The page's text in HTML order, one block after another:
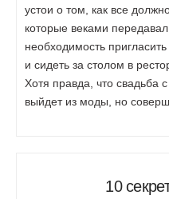
устои о том, как все
которые веками
необходимость
и сидеть за столом в
Хотя правда, что свадьба
выйдет из моды, но
10